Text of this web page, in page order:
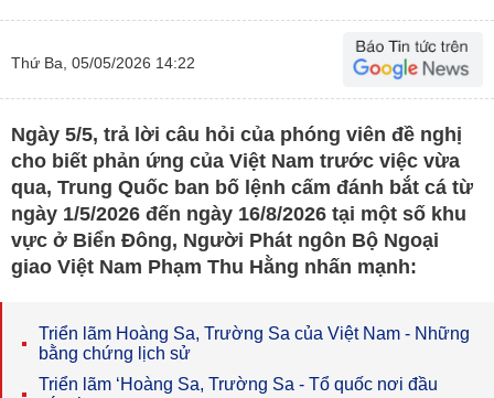
Thứ Ba, 05/05/2026 14:22
Ngày 5/5, trả lời câu hỏi của phóng viên đề nghị
cho biết phản ứng của Việt Nam trước việc vừa
qua, Trung Quốc ban bố lệnh cấm đánh bắt cá từ
ngày 1/5/2026 đến ngày 16/8/2026 tại một số khu
vực ở Biển Đông, Người Phát ngôn Bộ Ngoại
giao Việt Nam Phạm Thu Hằng nhấn mạnh:
Triển lãm Hoàng Sa, Trường Sa của Việt Nam - Những
bằng chứng lịch sử
Triển lãm ‘Hoàng Sa, Trường Sa - Tổ quốc nơi đầu